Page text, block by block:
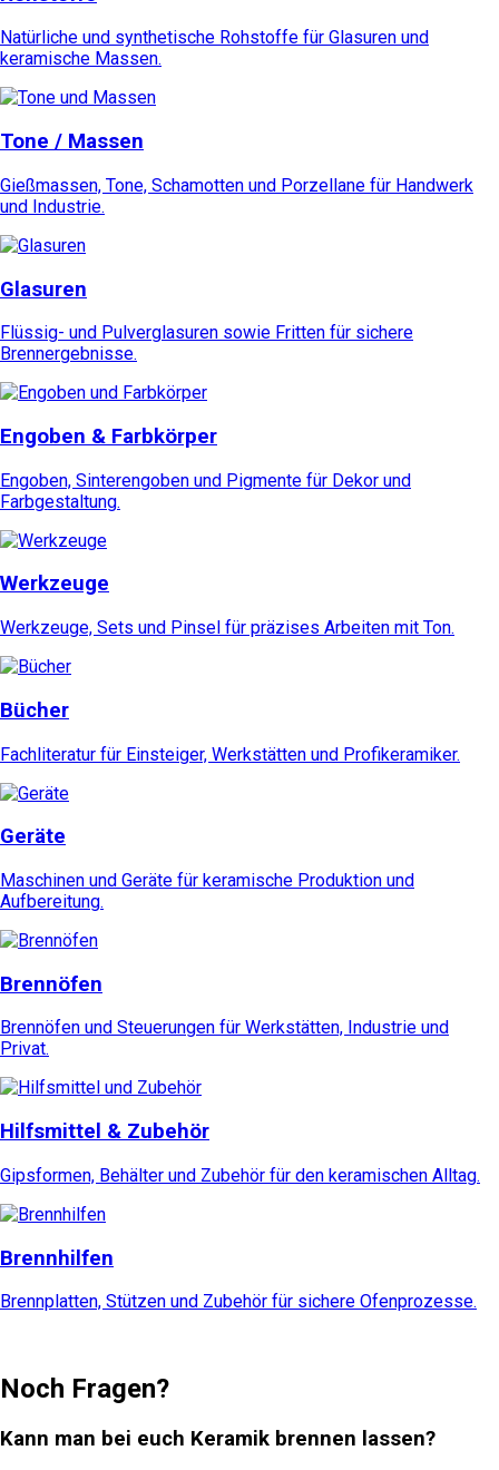
Natürliche und synthetische Rohstoffe für Glasuren und
keramische Massen.
Tone / Massen
Gießmassen, Tone, Schamotten und Porzellane für Handwerk
und Industrie.
Glasuren
Flüssig- und Pulverglasuren sowie Fritten für sichere
Brennergebnisse.
Engoben & Farbkörper
Engoben, Sinterengoben und Pigmente für Dekor und
Farbgestaltung.
Werkzeuge
Werkzeuge, Sets und Pinsel für präzises Arbeiten mit Ton.
Bücher
Fachliteratur für Einsteiger, Werkstätten und Profikeramiker.
Geräte
Maschinen und Geräte für keramische Produktion und
Aufbereitung.
Brennöfen
Brennöfen und Steuerungen für Werkstätten, Industrie und
Privat.
Hilfsmittel & Zubehör
Gipsformen, Behälter und Zubehör für den keramischen Alltag.
Brennhilfen
Brennplatten, Stützen und Zubehör für sichere Ofenprozesse.
Noch Fragen?
Kann man bei euch Keramik brennen lassen?